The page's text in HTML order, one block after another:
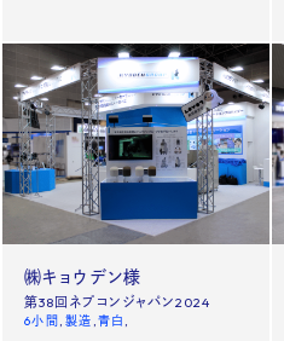
㈱キョウデン様
第38回ネプコンジャパン2024
6小間 製造 青白